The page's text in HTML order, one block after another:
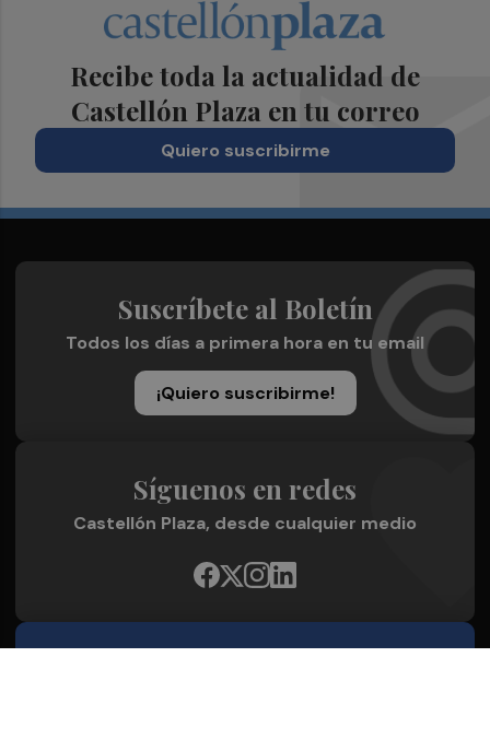
Recibe toda la actualidad de
Castellón Plaza en tu correo
Quiero suscribirme
Suscríbete al Boletín
Todos los días a primera hora en tu email
¡Quiero suscribirme!
Síguenos en redes
Castellón Plaza, desde cualquier medio